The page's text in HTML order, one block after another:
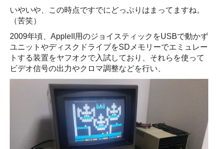
いやいや、この時点ですでにどっぷりはまってますね。
（苦笑）
2009年頃、AppleII用のジョイスティックをUSBで動かず
ユニットやディスクドライブをSDメモリーでエミュレー
トする装置をヤフオクで入試しており、それらを使って
ビデオ信号の出力やクロマ調整などを行い、